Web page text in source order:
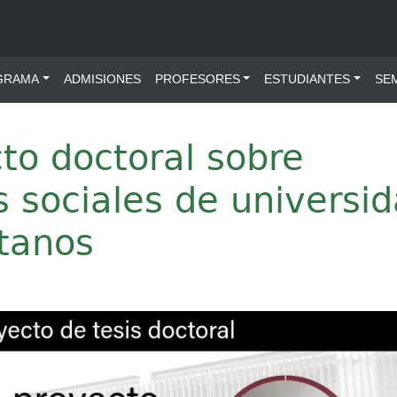
principal
ADMISIONES PROFESORES ESTUDIANTES
doctoral sobre
sociales de